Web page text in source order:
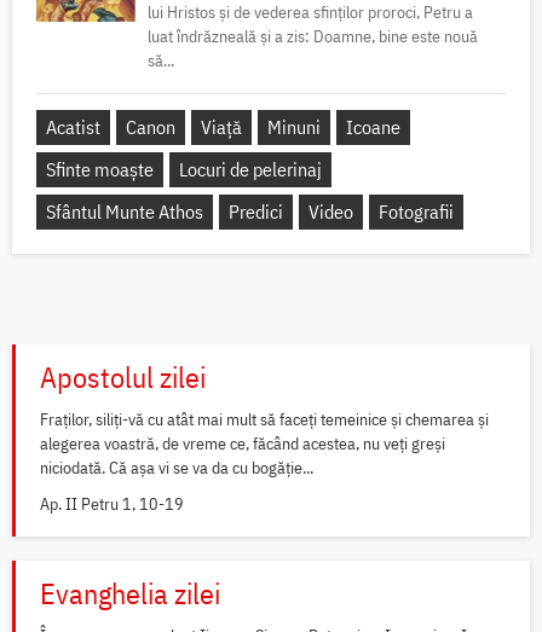
lui Hristos și de vederea sfinților proroci, Petru a
luat îndrăzneală și a zis: Doamne, bine este nouă
să...
Acatist Canon Viață Minuni
Icoane
Sfinte moaște
Locuri de pelerinaj
Sfântul Munte Athos
Predici Video Fotografii
Apostolul zilei
Fraților, siliți-vă cu atât mai mult să faceți temeinice și chemarea și
alegerea voastră, de vreme ce, făcând acestea, nu veți greși
niciodată. Că așa vi se va da cu bogăție...
Ap. II Petru 1, 10-19
Evanghelia zilei